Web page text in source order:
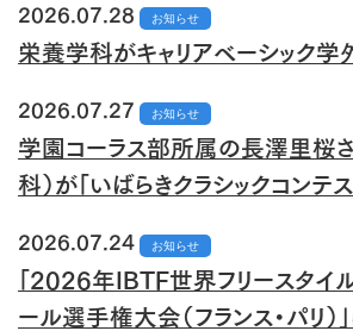
2026.07.28 お知らせ
栄養学科がキャリアベーシック
2026.07.27 お知らせ
学園コーラス部所属の長澤里桜
科）が「いばらきクラシックコンテ
2026.07.24 お知らせ
「2026年IBTF世界フリースタイル
ール選手権大会（フランス・パリ）